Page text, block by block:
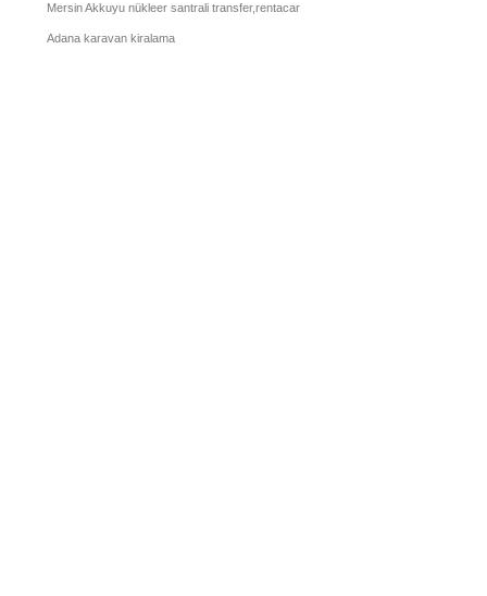
Mersin Akkuyu nükleer santrali transfer,rentacar
Adana karavan kiralama